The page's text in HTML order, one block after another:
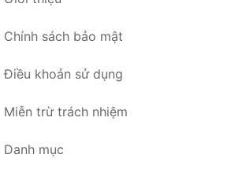
Chính sách bảo mật
Điều khoản sử dụng
Miễn trừ trách nhiệm
Danh mục